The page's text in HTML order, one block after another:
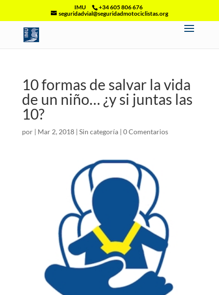
IMU
+34 605 806 676
seguridadvial@seguridadmotociclistas.org
10 formas de salvar la vida
de un niño… ¿y si juntas las
10?
por | Mar 2, 2018| Sin categoría| 0 Comentarios